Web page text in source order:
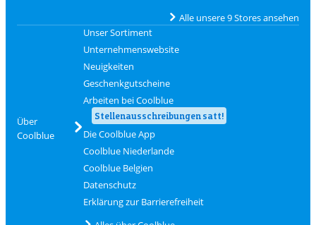
Alle unsere 9 Stores ansehen
Über
Coolblue
Unser Sortiment
Unternehmenswebsite
Neuigkeiten
Geschenkgutscheine
Arbeiten bei Coolblue
Stellenausschreibungen satt!
Die Coolblue App
Coolblue Niederlande
Coolblue Belgien
Datenschutz
Erklärung zur Barrierefreiheit